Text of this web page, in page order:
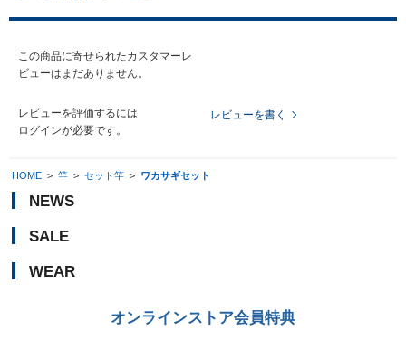
この商品に寄せられたカスタマーレ
ビューはまだありません。
レビューを評価するには
ログインが必要です。
レビューを書く
HOME > 竿 > セット竿 > ワカサギセット
NEWS
SALE
WEAR
オンラインストア会員特典